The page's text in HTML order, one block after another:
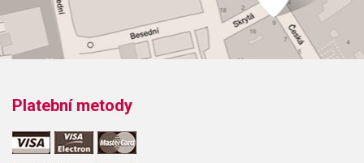
Platební metody